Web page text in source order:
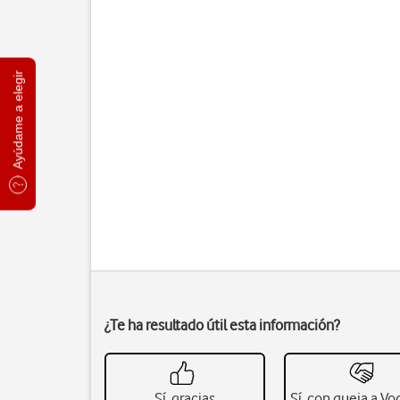
Ayúdame a elegir
¿Te ha resultado útil esta información?